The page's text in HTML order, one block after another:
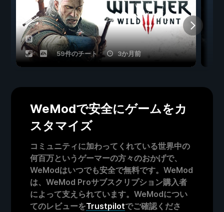
59件のチート 3か月前
WeModで安全にゲームをカ
スタマイズ
コミュニティに加わってくれている世界中の
何百万というゲーマーの方々のおかげで、
WeModはいつでも安全で無料です。WeMod
は、WeMod Proサブスクリプション購入者
によって支えられています。WeModについ
てのレビューをTrustpilotでご確認くださ